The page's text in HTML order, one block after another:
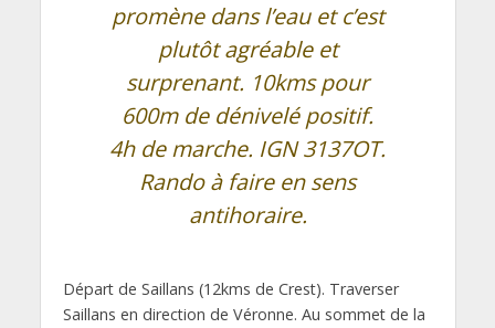
promène dans l’eau et c’est
plutôt agréable et
surprenant. 10kms pour
600m de dénivelé positif.
4h de marche. IGN 3137OT.
Rando à faire en sens
antihoraire.
Départ de Saillans (12kms de Crest). Traverser
Saillans en direction de Véronne. Au sommet de la